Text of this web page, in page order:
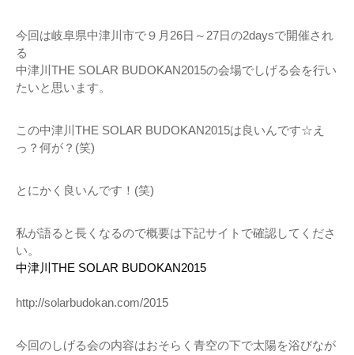
今回は岐阜県中津川市で９月26日～27日の2daysで開催され
る
中津川THE SOLAR BUDOKAN2015の会場でしげる会を行い
たいと思います。
この中津川THE SOLAR BUDOKAN2015は良いんです☆え
っ？何が？(笑)
とにかく良いんです！(笑)
私が語ると長くなるので概要は下記サイトで確認してくださ
い。
中津川THE SOLAR BUDOKAN2015
http://solarbudokan.com/2015
今回のしげる会の内容はおそらく青空の下で太陽を浴びなが